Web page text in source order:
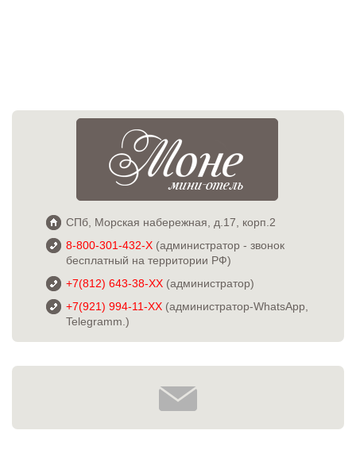
СПб, Морская набережная, д.17, корп.2
8-800-301-432-X (администратор - звонок
бесплатный на территории РФ)
+7(812) 643-38-XX (администратор)
+7(921) 994-11-XX (администратор-WhatsApp,
Telegramm.)